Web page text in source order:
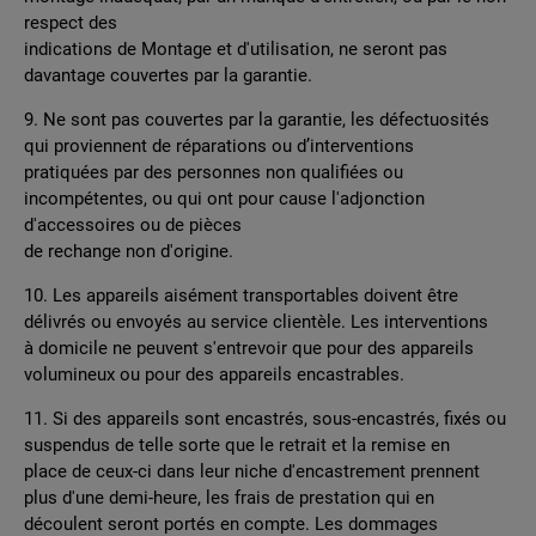
respect des
indications de Montage et d'utilisation, ne seront pas
davantage couvertes par la garantie.
9. Ne sont pas couvertes par la garantie, les défectuosités
qui proviennent de réparations ou d’interventions
pratiquées par des personnes non qualifiées ou
incompétentes, ou qui ont pour cause l'adjonction
d'accessoires ou de pièces
de rechange non d'origine.
10. Les appareils aisément transportables doivent être
délivrés ou envoyés au service clientèle. Les interventions
à domicile ne peuvent s'entrevoir que pour des appareils
volumineux ou pour des appareils encastrables.
11. Si des appareils sont encastrés, sous-encastrés, fixés ou
suspendus de telle sorte que le retrait et la remise en
place de ceux-ci dans leur niche d'encastrement prennent
plus d'une demi-heure, les frais de prestation qui en
découlent seront portés en compte. Les dommages